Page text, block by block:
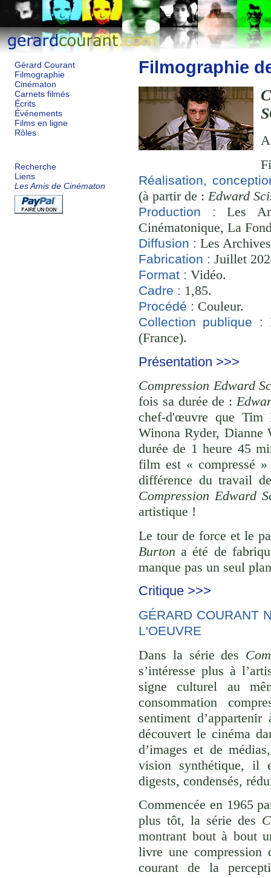
Gérard Courant
Filmographie
Cinématon
Carnets filmés
Écrits
Événements
Films en ligne
Rôles
Recherche
Liens
Les Amis de Cinématon
Filmographie
Réalisation,
(à partir de : Edward
Production :
Les
Cinématonique, La
Diffusion : Les
Fabrication : Juillet
Format : Vidéo.
Cadre : 1,85.
Procédé : Couleur.
Collection publique :
(France).
Présentation >>>
Compression Edward
fois sa durée de :
chef-d'œuvre que Tim
Winona Ryder,
durée de 1 heure 45
film est « compressé
différence du travail
Compression Edward
artistique !
Le tour de force et le
Burton a été de
manque pas un seul
Critique >>>
GÉRARD COURANT
L'OEUVRE
Dans la série des
s’intéresse plus à
signe culturel au
consommation
sentiment
découvert le cinéma
d’images et de
vision synthétique, il
digests, condensés,
Commencée en 1965
plus tôt, la série des
montrant bout à bout
livre une compression
courant de la